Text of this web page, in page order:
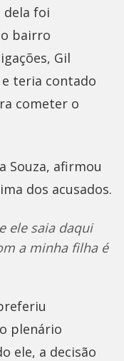
dela foi
bairro
Gil
teria contado
cometer o
Souza, afirmou
dos acusados.
ele saia daqui
a minha filha é
plenário
ele, a decisão